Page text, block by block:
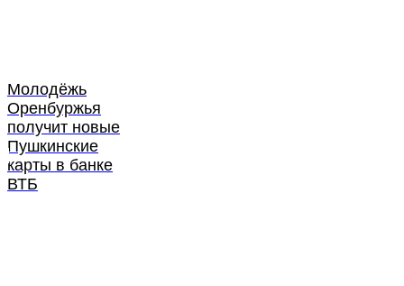
Молодёжь
Оренбуржья
получит новые
Пушкинские
карты в банке
ВТБ